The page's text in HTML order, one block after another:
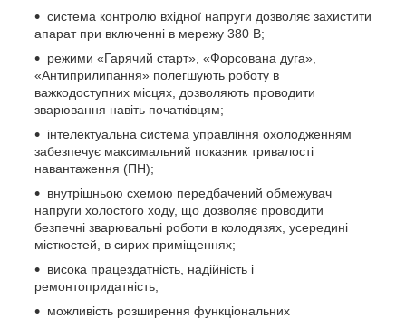
система контролю вхідної напруги дозволяє захистити
апарат при включенні в мережу 380 В;
режими «Гарячий старт», «Форсована дуга»,
«Антиприлипання» полегшують роботу в
важкодоступних місцях, дозволяють проводити
зварювання навіть початківцям;
інтелектуальна система управління охолодженням
забезпечує максимальний показник тривалості
навантаження (ПН);
внутрішньою схемою передбачений обмежувач
напруги холостого ходу, що дозволяє проводити
безпечні зварювальні роботи в колодязях, усередині
місткостей, в сирих приміщеннях;
висока працездатність, надійність і
ремонтопридатність;
можливість розширення функціональних